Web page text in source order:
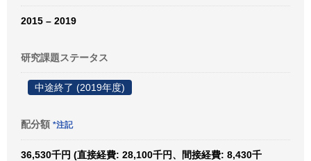
2015 – 2019
研究課題ステータス
中途終了 (2019年度)
配分額 *注記
36,530千円 (直接経費: 28,100千円、間接経費: 8,430千